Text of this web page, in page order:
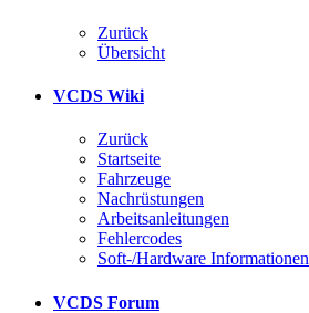
Zurück
Übersicht
VCDS Wiki
Zurück
Startseite
Fahrzeuge
Nachrüstungen
Arbeitsanleitungen
Fehlercodes
Soft-/Hardware Informationen
VCDS Forum